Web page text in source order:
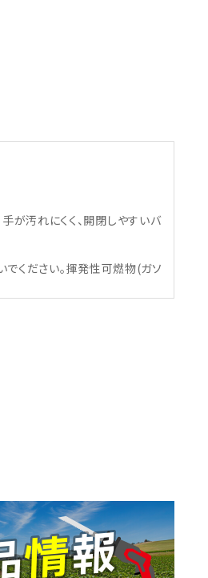
が汚れにくく、開閉しやすいバ
ください。揮発性可燃物(ガソ